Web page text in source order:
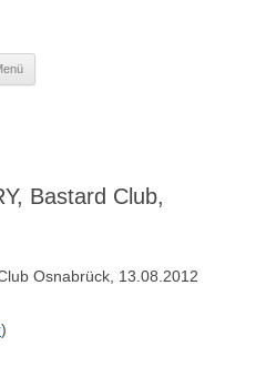
Bastard Club,
Osnabrück, 13.08.2012
)